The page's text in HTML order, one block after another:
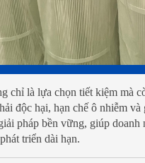
chỉ là lựa chọn tiết kiệm mà
độc hại, hạn chế ô nhiễm
pháp bền vững, giúp
triển dài hạn.